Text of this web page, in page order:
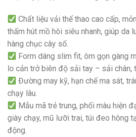
Chất liệu vải thể thao cao cấp,
thấm hút mồ hôi siêu nhanh, giúp da
hàng chục cây số.
Form dáng slim fit, ôm gọn gàng
lo cản trở biên độ sải tay – sải chân,
Đường may kỹ, hạn chế ma sát,
chạy lâu.
Mẫu mã trẻ trung, phối màu hiện
giày chạy, mũ lưỡi trai, túi đeo hông
động.